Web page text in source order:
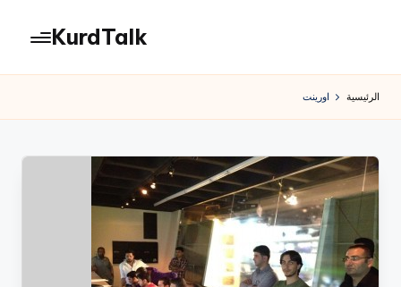
المحتوى
KurdTalk
الرئيسية اورينت